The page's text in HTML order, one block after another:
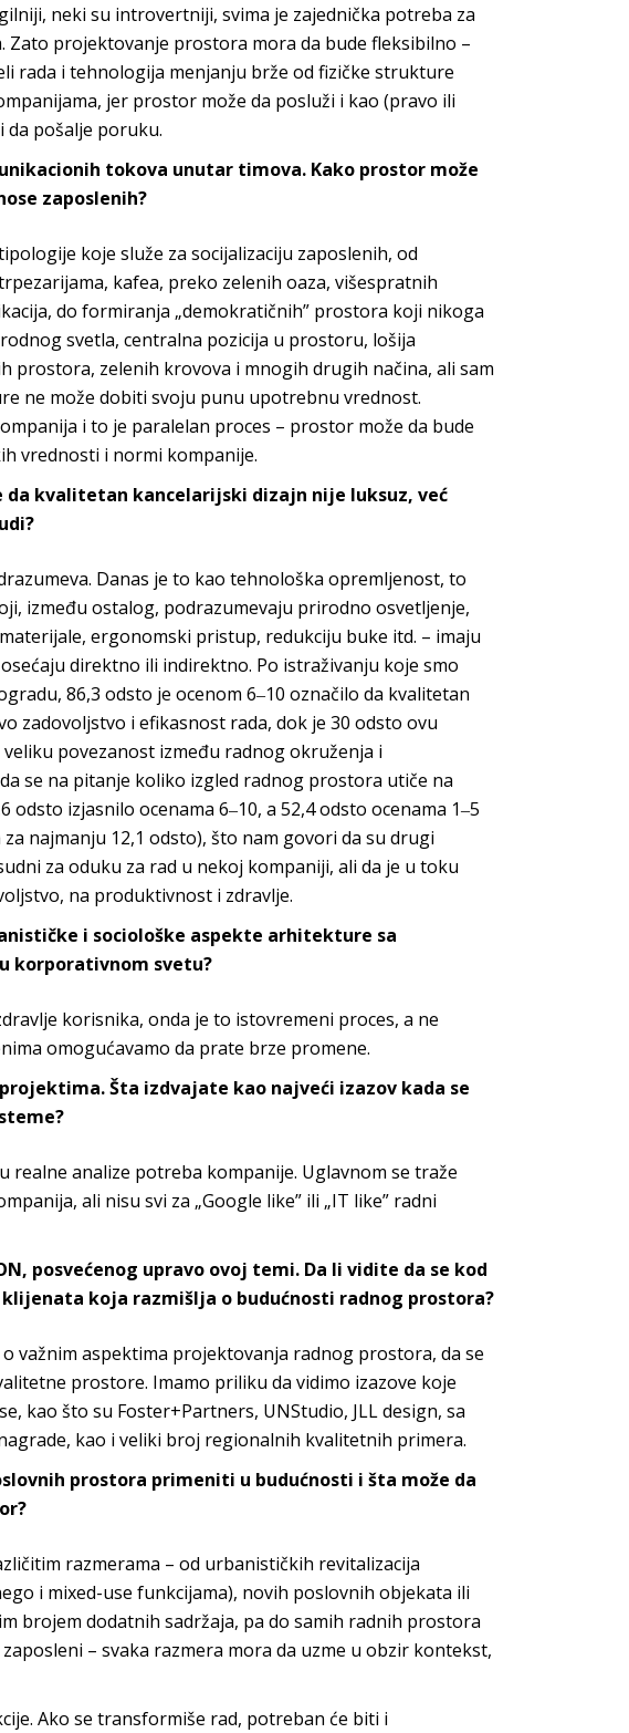
neki su introvertniji, svima je zajednička potreba za
Zato projektovanje prostora mora da bude fleksibilno –
rada i tehnologija menjanju brže od fizičke strukture
jer prostor može da posluži i kao (pravo ili
da pošalje poruku.
tokova unutar timova. Kako prostor može
zaposlenih?
koje služe za socijalizaciju zaposlenih, od
kafea, preko zelenih oaza, višespratnih
do formiranja „demokratičnih” prostora koji nikoga
svetla, centralna pozicija u prostoru, lošija
prostora, zelenih krovova i mnogih drugih načina, ali sam
ne može dobiti svoju punu upotrebnu vrednost.
i to je paralelan proces – prostor može da bude
vrednosti i normi kompanije.
da kvalitetan kancelarijski dizajn nije luksuz, već
Danas je to kao tehnološka opremljenost, to
između ostalog, podrazumevaju prirodno osvetljenje,
ergonomski pristup, redukciju buke itd. – imaju
direktno ili indirektno. Po istraživanju koje smo
86,3 odsto je ocenom 6‒10 označilo da kvalitetan
zadovoljstvo i efikasnost rada, dok je 30 odsto ovu
povezanost između radnog okruženja i
se na pitanje koliko izgled radnog prostora utiče na
izjasnilo ocenama 6‒10, a 52,4 odsto ocenama 1‒5
najmanju 12,1 odsto), što nam govori da su drugi
za oduku za rad u nekoj kompaniji, ali da je u toku
na produktivnost i zdravlje.
i sociološke aspekte arhitekture sa
korporativnom svetu?
korisnika, onda je to istovremeni proces, a ne
omogućavamo da prate brze promene.
Šta izdvajate kao najveći izazov kada se
realne analize potreba kompanije. Uglavnom se traže
ali nisu svi za „Google like” ili „IT like” radni
posvećenog upravo ovoj temi. Da li vidite da se kod
koja razmišlja o budućnosti radnog prostora?
važnim aspektima projektovanja radnog prostora, da se
prostore. Imamo priliku da vidimo izazove koje
kao što su Foster+Partners, UNStudio, JLL design, sa
kao i veliki broj regionalnih kvalitetnih primera.
prostora primeniti u budućnosti i šta može da
?
razmerama – od urbanističkih revitalizacija
i mixed-use funkcijama), novih poslovnih objekata ili
brojem dodatnih sadržaja, pa do samih radnih prostora
– svaka razmera mora da uzme u obzir kontekst,
Ako se transformiše rad, potreban će biti i